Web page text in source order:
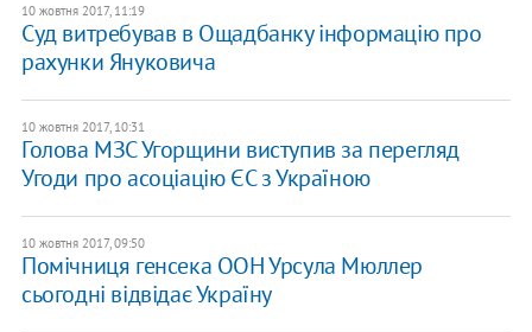
10 жовтня 2017, 11:19
Суд витребував в Ощадбанку інформацію про
рахунки Януковича
10 жовтня 2017, 10:31
Голова МЗС Угорщини виступив за перегляд
Угоди про асоціацію ЄС з Україною
10 жовтня 2017, 09:50
Помічниця генсека ООН Урсула Мюллер
сьогодні відвідає Україну